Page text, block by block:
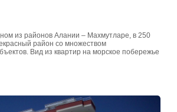
из районов Алании – Махмутларе, в 250
район со множеством
Вид из квартир на морское побережье